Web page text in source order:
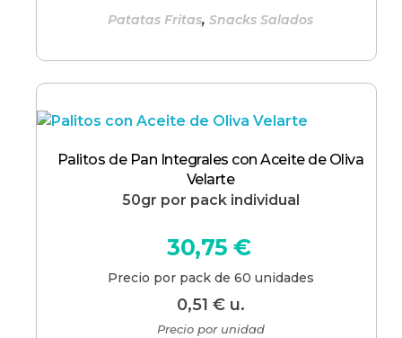
Patatas Fritas,Snacks Salados
Palitos de Pan Integrales con Aceite de Oliva
Velarte
50gr por pack individual
0,51 €u.
30,75€
Precio por pack de 60 unidades
Precio por unidad